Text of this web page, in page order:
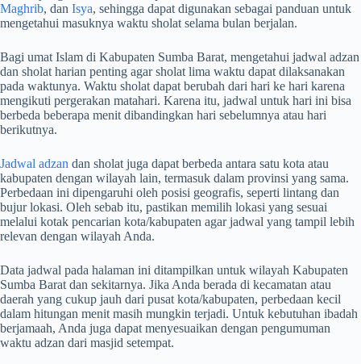
Maghrib, dan Isya, sehingga dapat digunakan sebagai panduan untuk
mengetahui masuknya waktu sholat selama bulan berjalan.
Bagi umat Islam di Kabupaten Sumba Barat, mengetahui jadwal adzan
dan sholat harian penting agar sholat lima waktu dapat dilaksanakan
pada waktunya. Waktu sholat dapat berubah dari hari ke hari karena
mengikuti pergerakan matahari. Karena itu, jadwal untuk hari ini bisa
berbeda beberapa menit dibandingkan hari sebelumnya atau hari
berikutnya.
Jadwal adzan dan sholat juga dapat berbeda antara satu kota atau
kabupaten dengan wilayah lain, termasuk dalam provinsi yang sama.
Perbedaan ini dipengaruhi oleh posisi geografis, seperti lintang dan
bujur lokasi. Oleh sebab itu, pastikan memilih lokasi yang sesuai
melalui kotak pencarian kota/kabupaten agar jadwal yang tampil lebih
relevan dengan wilayah Anda.
Data jadwal pada halaman ini ditampilkan untuk wilayah Kabupaten
Sumba Barat dan sekitarnya. Jika Anda berada di kecamatan atau
daerah yang cukup jauh dari pusat kota/kabupaten, perbedaan kecil
dalam hitungan menit masih mungkin terjadi. Untuk kebutuhan ibadah
berjamaah, Anda juga dapat menyesuaikan dengan pengumuman
waktu adzan dari masjid setempat.